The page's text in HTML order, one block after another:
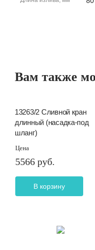
Вам также
13263/2 Сливной кран
длинный (насадка-под
шланг)
Цена
5566 руб.
В корзину